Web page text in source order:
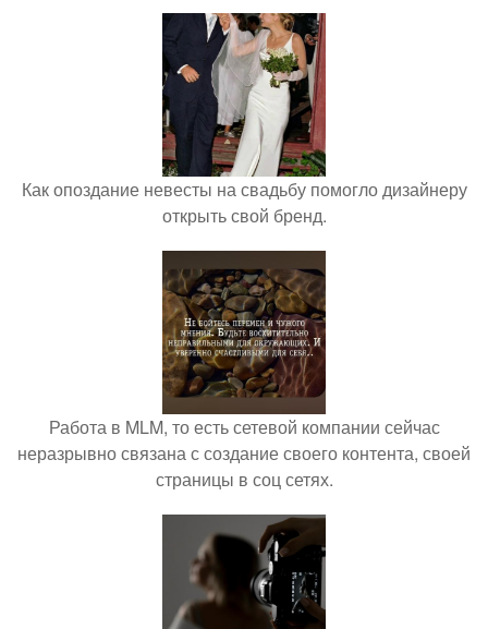
Как опоздание невесты на свадьбу помогло дизайнеру
открыть свой бренд.
Работа в MLM, то есть сетевой компании сейчас
неразрывно связана с создание своего контента, своей
страницы в соц сетях.